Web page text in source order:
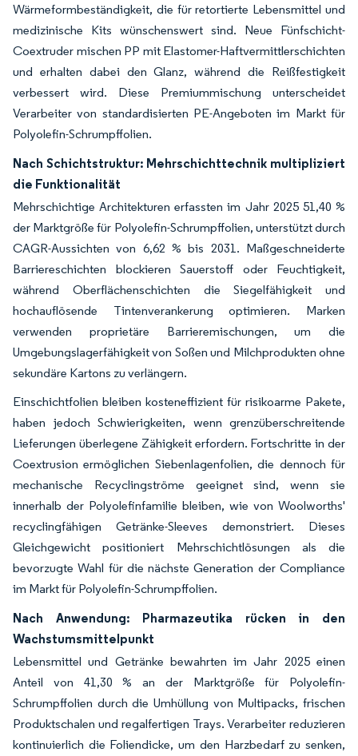
Wärmeformbeständigkeit, die für retortierte Lebensmittel und
medizinische Kits wünschenswert sind. Neue Fünfschicht-
Coextruder mischen PP mit Elastomer-Haftvermittlerschichten
und erhalten dabei den Glanz, während die Reißfestigkeit
verbessert wird. Diese Premiummischung unterscheidet
Verarbeiter von standardisierten PE-Angeboten im Markt für
Polyolefin-Schrumpffolien.
Nach Schichtstruktur: Mehrschichttechnik multipliziert
die Funktionalität
Mehrschichtige Architekturen erfassten im Jahr 2025 51,40 %
der Marktgröße für Polyolefin-Schrumpffolien, unterstützt durch
CAGR-Aussichten von 6,62 % bis 2031. Maßgeschneiderte
Barriereschichten blockieren Sauerstoff oder Feuchtigkeit,
während Oberflächenschichten die Siegelfähigkeit und
hochauflösende Tintenverankerung optimieren. Marken
verwenden proprietäre Barrieremischungen, um die
Umgebungslagerfähigkeit von Soßen und Milchprodukten ohne
sekundäre Kartons zu verlängern.
Einschichtfolien bleiben kosteneffizient für risikoarme Pakete,
haben jedoch Schwierigkeiten, wenn grenzüberschreitende
Lieferungen überlegene Zähigkeit erfordern. Fortschritte in der
Coextrusion ermöglichen Siebenlagenfolien, die dennoch für
mechanische Recyclingströme geeignet sind, wenn sie
innerhalb der Polyolefinfamilie bleiben, wie von Woolworths'
recyclingfähigen Getränke-Sleeves demonstriert. Dieses
Gleichgewicht positioniert Mehrschichtlösungen als die
bevorzugte Wahl für die nächste Generation der Compliance
im Markt für Polyolefin-Schrumpffolien.
Nach Anwendung: Pharmazeutika rücken in den
Wachstumsmittelpunkt
Lebensmittel und Getränke bewahrten im Jahr 2025 einen
Anteil von 41,30 % an der Marktgröße für Polyolefin-
Schrumpffolien durch die Umhüllung von Multipacks, frischen
Produktschalen und regalfertigen Trays. Verarbeiter reduzieren
kontinuierlich die Foliendicke, um den Harzbedarf zu senken,